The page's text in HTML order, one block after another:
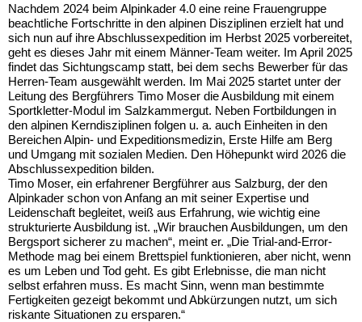
Nachdem 2024 beim Alpinkader 4.0 eine reine Frauengruppe
beachtliche Fortschritte in den alpinen Disziplinen erzielt hat und
sich nun auf ihre Abschlussexpedition im Herbst 2025 vorbereitet,
geht es dieses Jahr mit einem Männer-Team weiter. Im April 2025
findet das Sichtungscamp statt, bei dem sechs Bewerber für das
Herren-Team ausgewählt werden. Im Mai 2025 startet unter der
Leitung des Bergführers Timo Moser die Ausbildung mit einem
Sportkletter-Modul im Salzkammergut. Neben Fortbildungen in
den alpinen Kerndisziplinen folgen u. a. auch Einheiten in den
Bereichen Alpin- und Expeditionsmedizin, Erste Hilfe am Berg
und Umgang mit sozialen Medien. Den Höhepunkt wird 2026 die
Abschlussexpedition bilden.
Timo Moser, ein erfahrener Bergführer aus Salzburg, der den
Alpinkader schon von Anfang an mit seiner Expertise und
Leidenschaft begleitet, weiß aus Erfahrung, wie wichtig eine
strukturierte Ausbildung ist. „Wir brauchen Ausbildungen, um den
Bergsport sicherer zu machen“, meint er. „Die Trial-and-Error-
Methode mag bei einem Brettspiel funktionieren, aber nicht, wenn
es um Leben und Tod geht. Es gibt Erlebnisse, die man nicht
selbst erfahren muss. Es macht Sinn, wenn man bestimmte
Fertigkeiten gezeigt bekommt und Abkürzungen nutzt, um sich
riskante Situationen zu ersparen.“